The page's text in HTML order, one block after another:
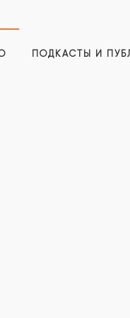
ПОДКАСТЫ И